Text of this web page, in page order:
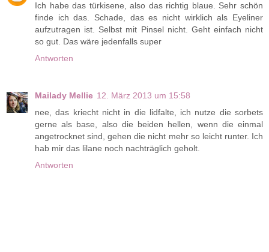
Ich habe das türkisene, also das richtig blaue. Sehr schön
finde ich das. Schade, das es nicht wirklich als Eyeliner
aufzutragen ist. Selbst mit Pinsel nicht. Geht einfach nicht
so gut. Das wäre jedenfalls super
Antworten
Mailady Mellie 12. März 2013 um 15:58
nee, das kriecht nicht in die lidfalte, ich nutze die sorbets
gerne als base, also die beiden hellen, wenn die einmal
angetrocknet sind, gehen die nicht mehr so leicht runter. Ich
hab mir das lilane noch nachträglich geholt.
Antworten